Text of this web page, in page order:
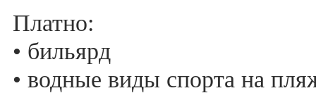
Платно:
• бильярд
• водные виды спорта на